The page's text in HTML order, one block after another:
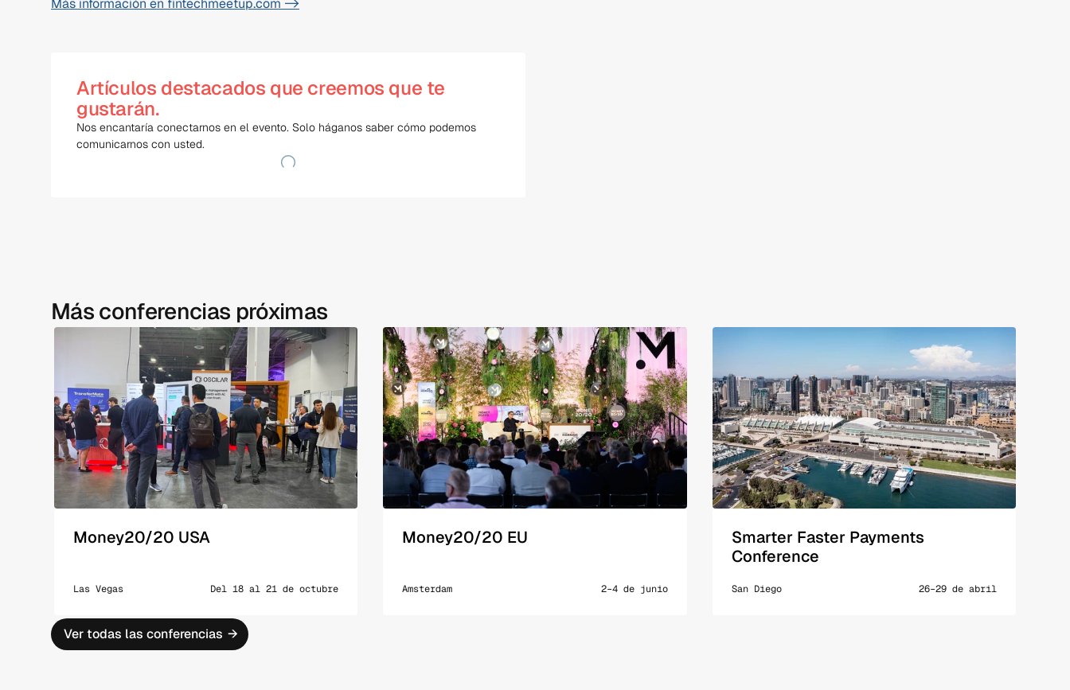
Más información en fintechmeetup.com ->
Artículos destacados que creemos que te
gustarán.
Nos encantaría conectarnos en el evento. Solo háganos saber cómo podemos
comunicarnos con usted.
Más conferencias próximas
Money20/20 USA
Las Vegas Del 18 al 21 de octubre
Money20/20 EU
Amsterdam 2–4 de junio
Smarter Faster Payments
Conference
San Diego 26–29 de abril
Ver todas las conferencias →